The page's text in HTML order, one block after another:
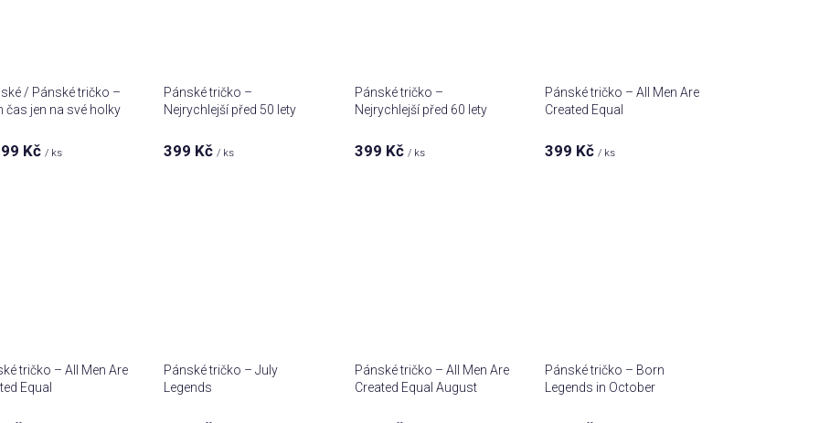
/ Pánské tričko –
čas jen na své holky
Kč / ks
Pánské tričko –
Nejrychlejší před 50 lety
399 Kč/ ks
Pánské tričko –
Nejrychlejší před 60 lety
399 Kč / ks
Pánské tričko – All Men Are
Created Equal
399 Kč / ks
tričko – All Men Are
Equal
Pánské tričko – July
Legends
Pánské tričko – All Men Are
Created Equal August
Pánské tričko – Born
Legends in October